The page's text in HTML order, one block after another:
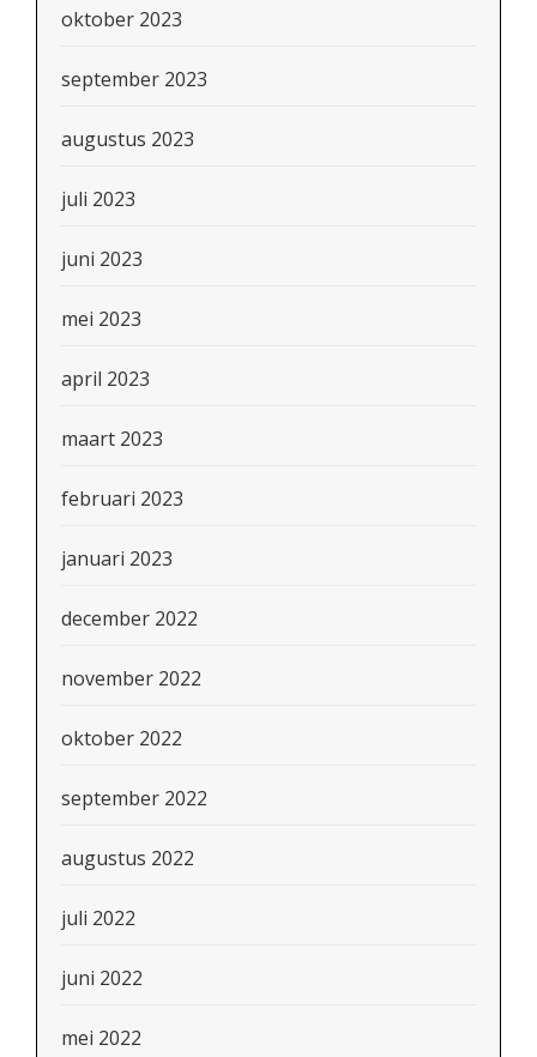
oktober 2023
september 2023
augustus 2023
juli 2023
juni 2023
mei 2023
april 2023
maart 2023
februari 2023
januari 2023
december 2022
november 2022
oktober 2022
september 2022
augustus 2022
juli 2022
juni 2022
mei 2022